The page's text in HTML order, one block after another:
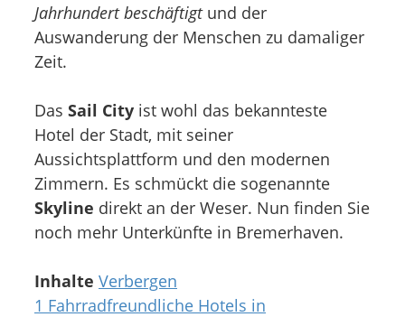
Jahrhundert beschäftigtund der
Auswanderung der Menschen zu damaliger
Zeit.
Das Sail City ist wohl das bekannteste
Hotel der Stadt, mit seiner
Aussichtsplattform und den modernen
Zimmern. Es schmückt die sogenannte
Skyline direkt an der Weser. Nun finden Sie
noch mehr Unterkünfte in Bremerhaven.
Inhalte Verbergen
1 Fahrradfreundliche Hotels in